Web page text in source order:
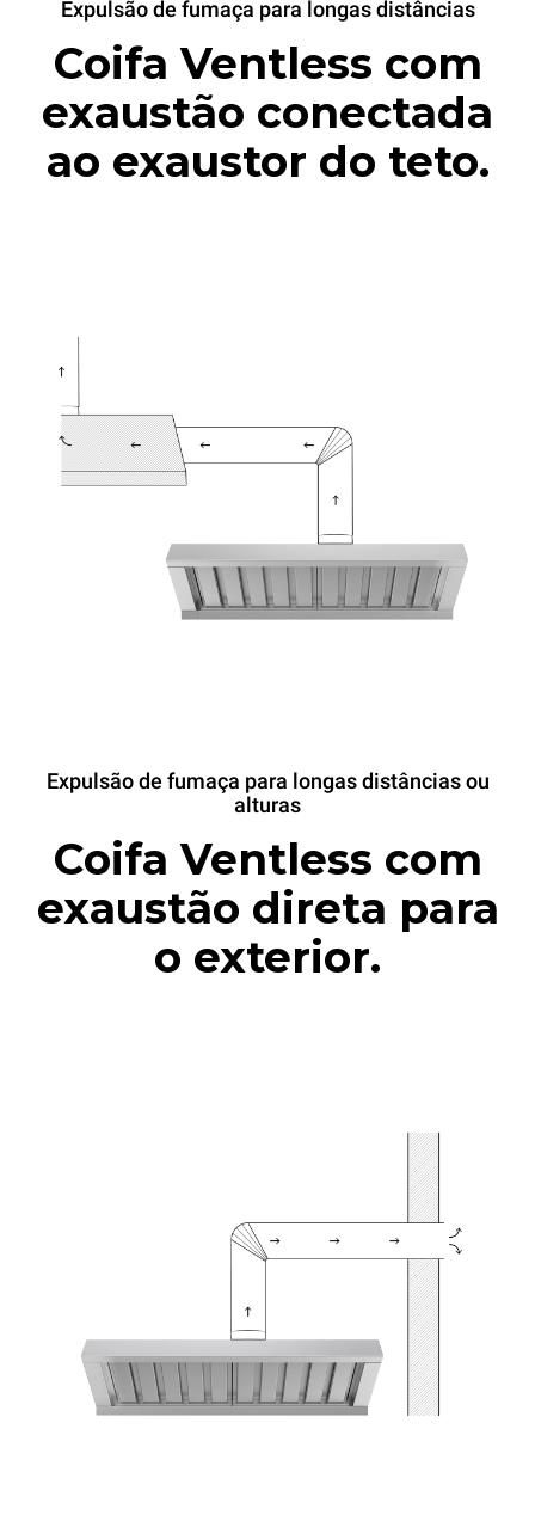
Expulsão de fumaça para longas distâncias
Coifa Ventless com
exaustão conectada
ao exaustor do teto.
Expulsão de fumaça para longas distâncias ou
alturas
Coifa Ventless com
exaustão direta para
o exterior.